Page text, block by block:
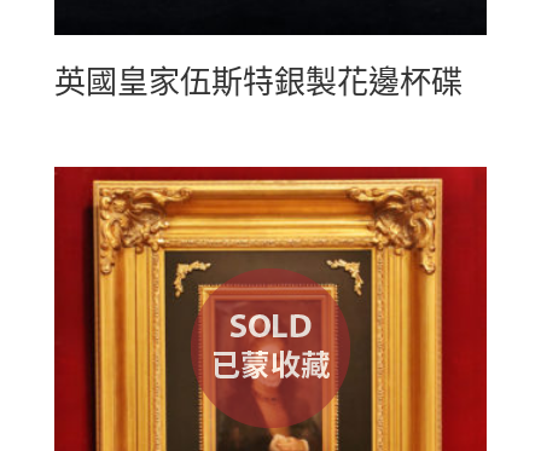
英國皇家伍斯特銀製花邊杯碟